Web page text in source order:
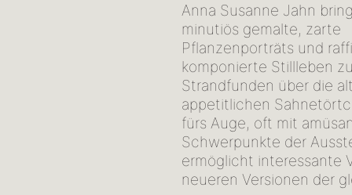
Anna Susanne Jahn
minutiös gemalte, zarte
Pflanzenporträts und
komponierte Stillleben
Strandfunden über die
appetitlichen
fürs Auge, oft mit
Schwerpunkte der
ermöglicht interessante
neueren Versionen der